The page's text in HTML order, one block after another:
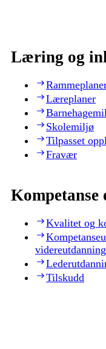
Læring og
Læreplaner
Skolemiljø
Tilpasset
Fravær
Kompetanse
Kvalitet og
videreutdanning
Tilskudd